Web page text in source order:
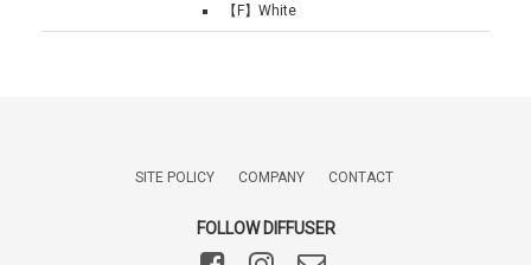
【F】White
SITE POLICY COMPANY CONTACT
FOLLOW DIFFUSER